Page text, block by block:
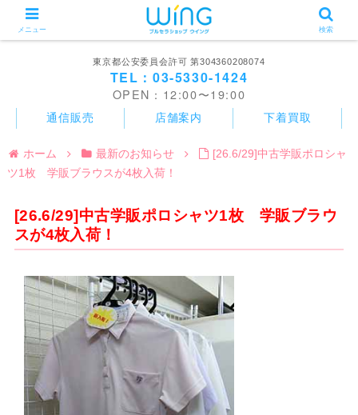
東京都公安委員会許可 第304360208074
TEL：03-5330-1424
OPEN：12:00〜19:00
通信販売 店舗案内 下着買取
ホーム 最新のお知らせ
[26.6/29]中古学販ポロシャ
ツ1枚 学販ブラウスが4枚入荷！
[26.6/29]中古学販ポロシャツ1枚 学販ブラウ
スが4枚入荷！
メニュー 検索